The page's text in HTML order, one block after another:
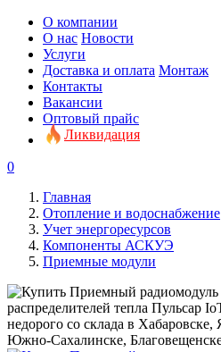
О компании
О нас Новости
Услуги
Доставка и оплата Монтаж
Контакты
Вакансии
Оптовый прайс
Ликвидация
0
Главная
Отопление и водоснабжение
Учет энергоресурсов
Компоненты АСКУЭ
Приемные модули